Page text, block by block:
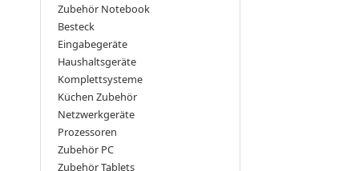
Zubehör Notebook
Besteck
Eingabegeräte
Haushaltsgeräte
Komplettsysteme
Küchen Zubehör
Netzwerkgeräte
Prozessoren
Zubehör PC
Zubehör Tablets